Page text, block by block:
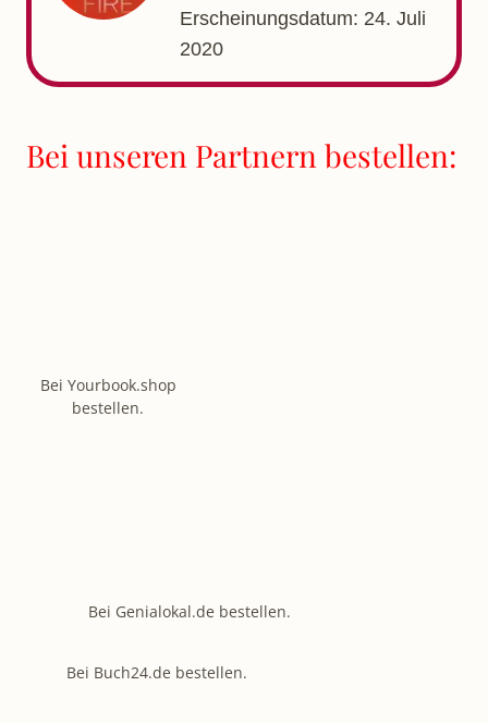
Erscheinungsdatum: 24. Juli
2020
Bei unseren Partnern bestellen:
Bei Yourbook.shop
bestellen.
Bei Genialokal.de bestellen.
Bei Buch24.de bestellen.